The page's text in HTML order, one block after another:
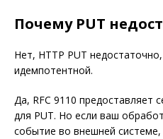
Почему PUT
Нет, HTTP PUT
идемпотентной.
Да, RFC 9110 предоставляет
для PUT. Но если ваш
событие во внешней